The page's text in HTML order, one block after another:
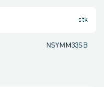
stk
NSYMM33SB